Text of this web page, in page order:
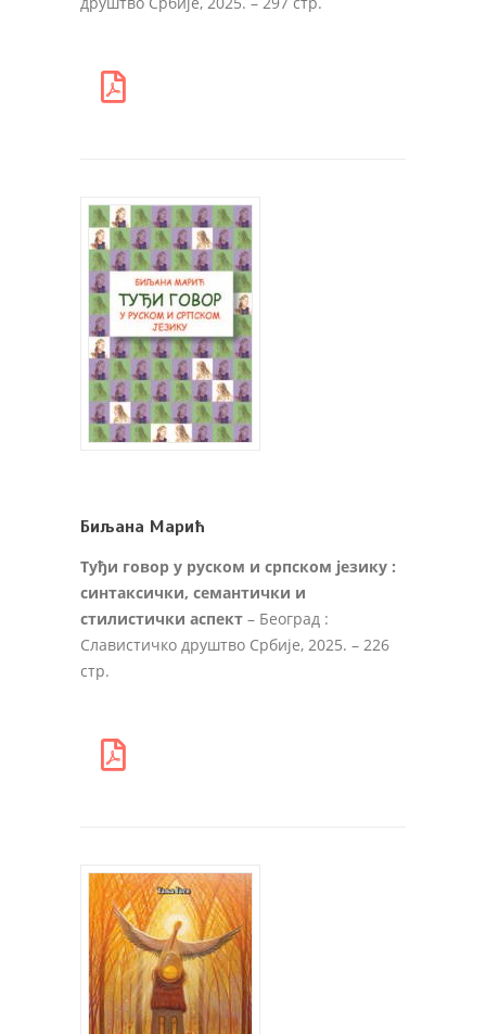
Биљана Марић
Туђи говор у руском и српском језику :
синтаксички, семантички и
стилистички аспект – Београд :
Славистичко друштво Србије, 2025. – 226
стр.